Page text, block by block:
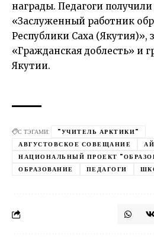
награды. Педагоги
«Заслуженный работник
Республики Саха (Якутия)»,
«Гражданская доблесть» и
Якутии.
С ТЭГАМИ:
"УЧИТЕЛЬ АРКТИКИ"
АВГУСТОВСКОЕ СОВЕЩАНИЕ
НАЦИОНАЛЬНЫЙ ПРОЕКТ
ОБРАЗОВАНИЕ
ПЕДАГОГИ